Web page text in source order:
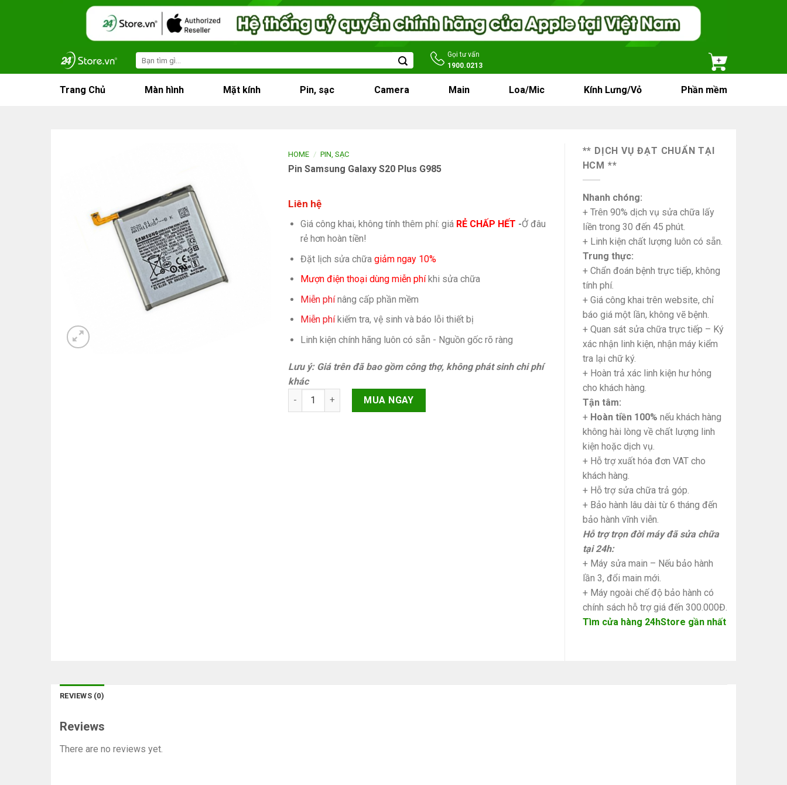
Search
for:
Gọi tư vấn
1900.0213
Trang Chủ Màn hình Mặt kính Pin, sạc Camera Main Loa/Mic Kính Lưng/Vỏ Phần mềm
HOME / PIN, SẠC
Pin Samsung Galaxy S20 Plus G985
Liên hệ
Giá công khai, không tính thêm phí: giá RẺ CHẤP HẾT -Ở đâu
rẻ hơn hoàn tiền!
Đặt lịch sửa chữa giảm ngay 10%
Mượn điện thoại dùng miễn phíkhi sửa chữa
Miễn phínâng cấp phần mềm
Miễn phíkiếm tra, vệ sinh và báo lỗi thiết bị
Linh kiện chính hãng luôn có sẵn - Nguồn gốc rõ ràng
Lưu ý: Giá trên đã bao gồm công thợ, không phát sinh chi phí
khác
Pin Samsung Galaxy S20 Plus G985 quantity
MUA NGAY
** DỊCH VỤ ĐẠT CHUẨN TẠI
HCM **
Nhanh chóng:
+ Trên 90% dịch vụ sửa chữa lấy
liền trong 30 đến 45 phút.
+ Linh kiện chất lượng luôn có sẵn.
Trung thực:
+ Chẩn đoán bệnh trực tiếp, không
tính phí.
+ Giá công khai trên website, chỉ
báo giá một lần, không vẽ bệnh.
+ Quan sát sửa chữa trực tiếp – Ký
xác nhận linh kiện, nhận máy kiểm
tra lại chữ ký.
+ Hoàn trả xác linh kiện hư hỏng
cho khách hàng.
Tận tâm:
+ Hoàn tiền 100% nếu khách hàng
không hài lòng về chất lượng linh
kiện hoặc dịch vụ.
+ Hỗ trợ xuất hóa đơn VAT cho
khách hàng.
+ Hỗ trợ sửa chữa trả góp.
+ Bảo hành lâu dài từ 6 tháng đến
bảo hành vĩnh viễn.
Hỗ trợ trọn đời máy đã sửa chữa
tại 24h:
+ Máy sửa main – Nếu bảo hành
lần 3, đổi main mới.
+ Máy ngoài chế độ bảo hành có
chính sách hỗ trợ giá đến 300.000Đ.
Tìm cửa hàng 24hStore gần nhất
REVIEWS (0)
Reviews
There are no reviews yet.